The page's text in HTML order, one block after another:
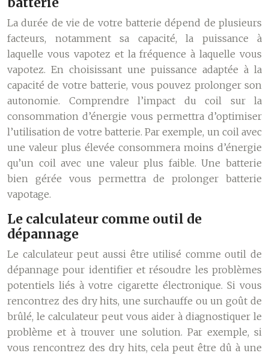
La durée de vie de votre batterie dépend de plusieurs
facteurs, notamment sa capacité, la puissance à
laquelle vous vapotez et la fréquence à laquelle vous
vapotez. En choisissant une puissance adaptée à la
capacité de votre batterie, vous pouvez prolonger son
autonomie. Comprendre l’impact du coil sur la
consommation d’énergie vous permettra d’optimiser
l’utilisation de votre batterie. Par exemple, un coil avec
une valeur plus élevée consommera moins d’énergie
qu’un coil avec une valeur plus faible. Une batterie
bien gérée vous permettra de prolonger batterie
vapotage.
Le calculateur comme outil de
dépannage
Le calculateur peut aussi être utilisé comme outil de
dépannage pour identifier et résoudre les problèmes
potentiels liés à votre cigarette électronique. Si vous
rencontrez des dry hits, une surchauffe ou un goût de
brûlé, le calculateur peut vous aider à diagnostiquer le
problème et à trouver une solution. Par exemple, si
vous rencontrez des dry hits, cela peut être dû à une